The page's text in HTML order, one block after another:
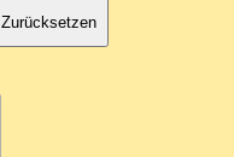
Zurücksetzen